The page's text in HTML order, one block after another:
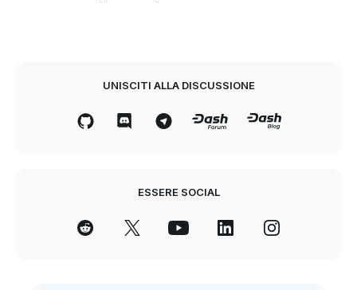
UNISCITI ALLA DISCUSSIONE
ESSERE SOCIAL